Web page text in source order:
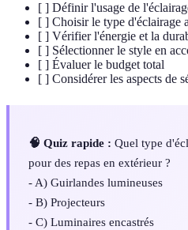
[ ] Définir l'usage de
[ ] Choisir le type d'éclairage
[ ] Vérifier l'énergie et la
[ ] Sélectionner le style en
[ ] Évaluer le budget total
[ ] Considérer les aspects de
🧠 Quiz rapide : Quel type
pour des repas en extérieur ?
- A) Guirlandes lumineuses
- B) Projecteurs
- C) Luminaires encastrés